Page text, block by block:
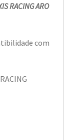
RACING ARO
com